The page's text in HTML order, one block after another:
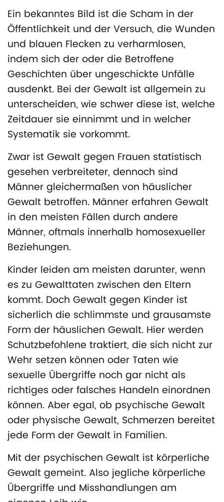
Ein bekanntes Bild ist die Scham in der
Öffentlichkeit und der Versuch, die Wunden
und blauen Flecken zu verharmlosen,
indem sich der oder die Betroffene
Geschichten über ungeschickte Unfälle
ausdenkt. Bei der Gewalt ist allgemein zu
unterscheiden, wie schwer diese ist, welche
Zeitdauer sie einnimmt und in welcher
Systematik sie vorkommt.
Zwar ist Gewalt gegen Frauen statistisch
gesehen verbreiteter, dennoch sind
Männer gleichermaßen von häuslicher
Gewalt betroffen. Männer erfahren Gewalt
in den meisten Fällen durch andere
Männer, oftmals innerhalb homosexueller
Beziehungen.
Kinder leiden am meisten darunter, wenn
es zu Gewalttaten zwischen den Eltern
kommt. Doch Gewalt gegen Kinder ist
sicherlich die schlimmste und grausamste
Form der häuslichen Gewalt. Hier werden
Schutzbefohlene traktiert, die sich nicht zur
Wehr setzen können oder Taten wie
sexuelle Übergriffe noch gar nicht als
richtiges oder falsches Handeln einordnen
können. Aber egal, ob psychische Gewalt
oder physische Gewalt, Schmerzen bereitet
jede Form der Gewalt in Familien.
Mit der psychischen Gewalt ist körperliche
Gewalt gemeint. Also jegliche körperliche
Übergriffe und Misshandlungen am